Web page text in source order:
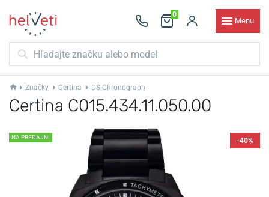
0
Menu
Značky Certina DS Chronograph
Certina C015.434.11.050.00
NA PREDAJNI -40%